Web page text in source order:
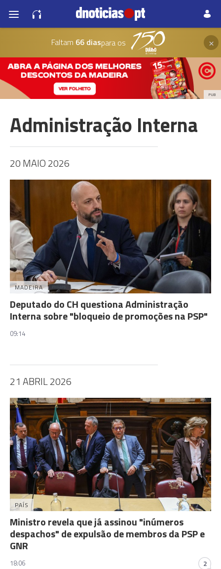
Faltam 66 diaspara os ×
PUB
Administração Interna
20 MAIO 2026
MADEIRA
Deputado do CH questiona Administração
Interna sobre "bloqueio de promoções na PSP"
09:14
21 ABRIL 2026
PAÍS
Ministro revela que já assinou "inúmeros
despachos" de expulsão de membros da PSP e
GNR
18:06 2